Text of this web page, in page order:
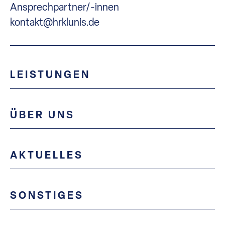
Ansprechpartner/-innen
kontakt@hrklunis.de
LEISTUNGEN
ÜBER UNS
AKTUELLES
SONSTIGES